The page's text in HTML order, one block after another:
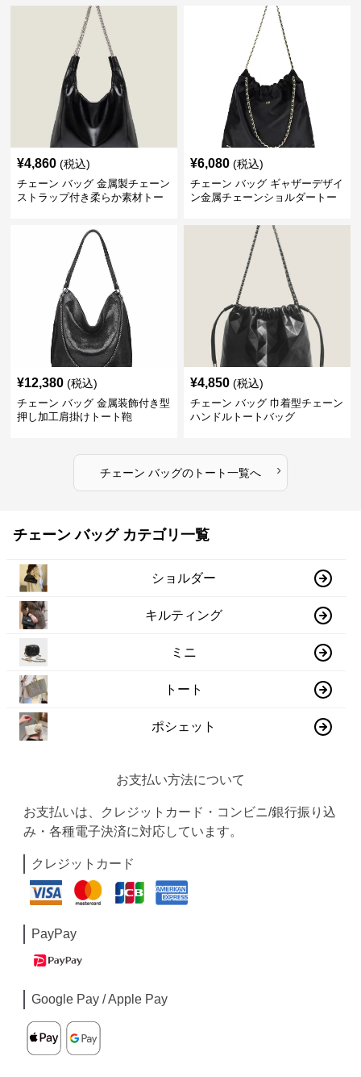
¥4,860 (税込)
チェーン バッグ 金属製チェーン
ストラップ付き柔らか素材トー
¥6,080 (税込)
チェーン バッグ ギャザーデザイ
ン金属チェーンショルダートー
¥12,380 (税込)
チェーン バッグ 金属装飾付き型
押し加工肩掛けトート鞄
¥4,850 (税込)
チェーン バッグ 巾着型チェーン
ハンドルトートバッグ
チェーン バッグのトート一覧へ ›
チェーン バッグ カテゴリ一覧
ショルダー
キルティング
ミニ
トート
ポシェット
お支払い方法について
お支払いは、クレジットカード・コンビニ/銀行振り込
み・各種電子決済に対応しています。
クレジットカード
PayPay
Google Pay / Apple Pay